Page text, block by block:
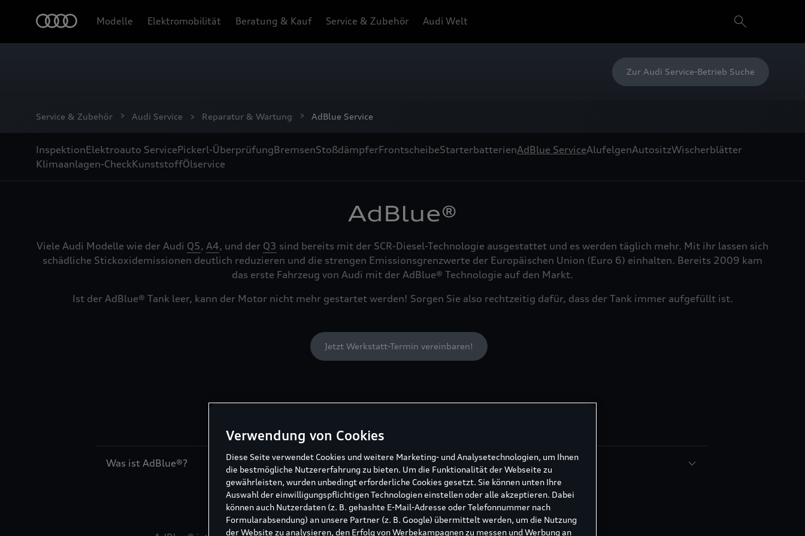
Modelle Elektromobilität Beratung & Kauf Service & Zubehör Audi Welt
Zur Audi Service-Betrieb Suche
Service & Zubehör Audi Service Reparatur & Wartung AdBlue Service
InspektionElektroauto ServicePickerl-ÜberprüfungBremsenStoßdämpferFrontscheibeStarterbatterienAdBlue ServiceAlufelgenAutositzWischerblätter
Klimaanlagen-CheckKunststoffÖlservice
AdBlue®
Viele Audi Modelle wie der Audi Q5 , A4, und der Q3 sind bereits mit der SCR-Diesel-Technologie ausgestattet und es werden täglich mehr. Mit ihr lassen sich
schädliche Stickoxidemissionen deutlich reduzieren und die strengen Emissionsgrenzwerte der Europäischen Union (Euro 6) einhalten. Bereits 2009 kam
das erste Fahrzeug von Audi mit der AdBlue® Technologie auf den Markt.
Ist der AdBlue® Tank leer, kann der Motor nicht mehr gestartet werden! Sorgen Sie also rechtzeitig dafür, dass der Tank immer aufgefüllt ist.
Jetzt Werkstatt-Termin vereinbaren!
Alle Informationen rund um AdBlue®
Was ist AdBlue®?
Verwendung von Cookies
Diese Seite verwendet Cookies und weitere Marketing- und Analysetechnologien, um Ihnen
die bestmögliche Nutzererfahrung zu bieten. Um die Funktionalität der Webseite zu
gewährleisten, wurden unbedingt erforderliche Cookies gesetzt. Sie können unten Ihre
Auswahl der einwilligungspflichtigen Technologien einstellen oder alle akzeptieren. Dabei
können auch Nutzerdaten (z. B. gehashte E-Mail-Adresse oder Telefonnummer nach
Formularabsendung) an unsere Partner (z. B. Google) übermittelt werden, um die Nutzung
der Website zu analysieren, den Erfolg von Werbekampagnen zu messen und Werbung an